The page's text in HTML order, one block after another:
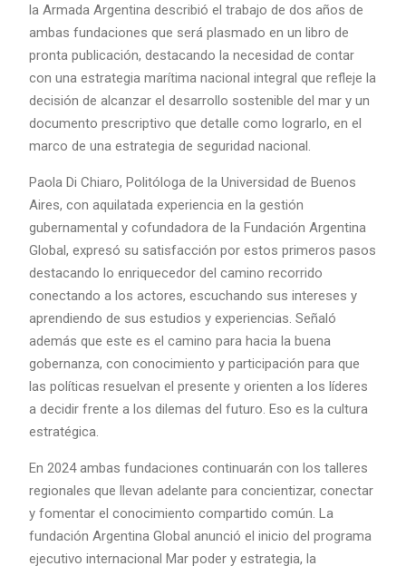
la Armada Argentina describió el trabajo de dos años de
ambas fundaciones que será plasmado en un libro de
pronta publicación, destacando la necesidad de contar
con una estrategia marítima nacional integral que refleje la
decisión de alcanzar el desarrollo sostenible del mar y un
documento prescriptivo que detalle como lograrlo, en el
marco de una estrategia de seguridad nacional.
Paola Di Chiaro, Politóloga de la Universidad de Buenos
Aires, con aquilatada experiencia en la gestión
gubernamental y cofundadora de la Fundación Argentina
Global, expresó su satisfacción por estos primeros pasos
destacando lo enriquecedor del camino recorrido
conectando a los actores, escuchando sus intereses y
aprendiendo de sus estudios y experiencias. Señaló
además que este es el camino para hacia la buena
gobernanza, con conocimiento y participación para que
las políticas resuelvan el presente y orienten a los líderes
a decidir frente a los dilemas del futuro. Eso es la cultura
estratégica.
En 2024 ambas fundaciones continuarán con los talleres
regionales que llevan adelante para concientizar, conectar
y fomentar el conocimiento compartido común. La
fundación Argentina Global anunció el inicio del programa
ejecutivo internacional Mar poder y estrategia, la